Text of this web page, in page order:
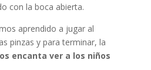
con la boca abierta.
aprendido a jugar al
pinzas y para terminar, la
encanta ver a los niños